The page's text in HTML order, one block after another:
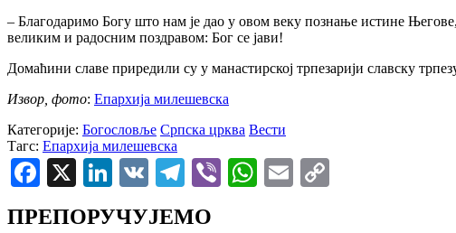
– Благодаримо Богу што нам је дао у овом веку познање истине
великим и радосним поздравом: Бог се јави!
Домаћини славе приредили су у манастирској трпезарији славску
Извор, фото: Епархија милешевска
Категорије: Богословље Српска црква Вести
Тагс: Епархија милешевска
Facebook
X LinkedIn
VK Telegram
ViberWhatsApp
Email
ПРЕПОРУЧУЈЕМО